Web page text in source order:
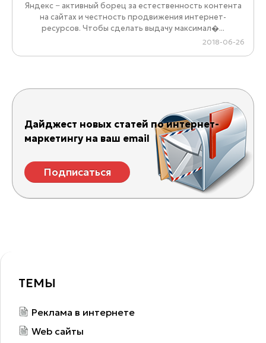
Яндекс − активный борец за естественность контента
на сайтах и честность продвижения интернет-
ресурсов. Чтобы сделать выдачу максимал�...
2018-06-26
Дайджест новых статей по интернет-
маркетингу на ваш email
Подписаться
ТЕМЫ
Реклама в интернете
Web сайты